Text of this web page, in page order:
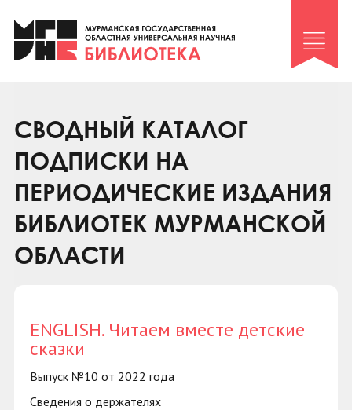
Клуб «Гиря и сельдерей»
Клуб «Семейный архив»
Коллегам
Контакты
СВОДНЫЙ КАТАЛОГ
ПОДПИСКИ НА
ПЕРИОДИЧЕСКИЕ ИЗДАНИЯ
БИБЛИОТЕК МУРМАНСКОЙ
ОБЛАСТИ
ENGLISH. Читаем вместе детские
сказки
Выпуск №10 от 2022 года
Сведения о держателях